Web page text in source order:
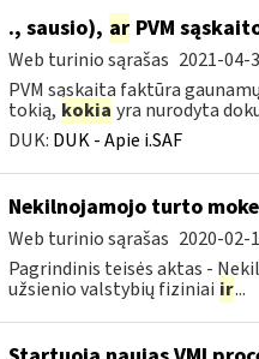
., sausio), arPVM
Web turinio sąrašas 2021-04-
PVM sąskaita faktūra
tokią, kokia yra nurodyta
DUK: DUK - Apie i.SAF
Nekilnojamojo turto
Web turinio sąrašas 2020-02-
Pagrindinis teisės aktas -
užsienio valstybių fiziniai ir...